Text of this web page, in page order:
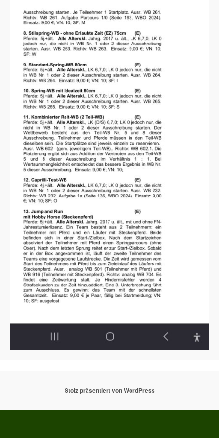
Stolz präsentiert von WordPress